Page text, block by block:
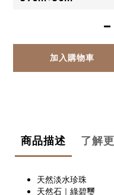
加入購物車
商品描述 了解
天然淡水珍珠
天然石｜綠碧璽